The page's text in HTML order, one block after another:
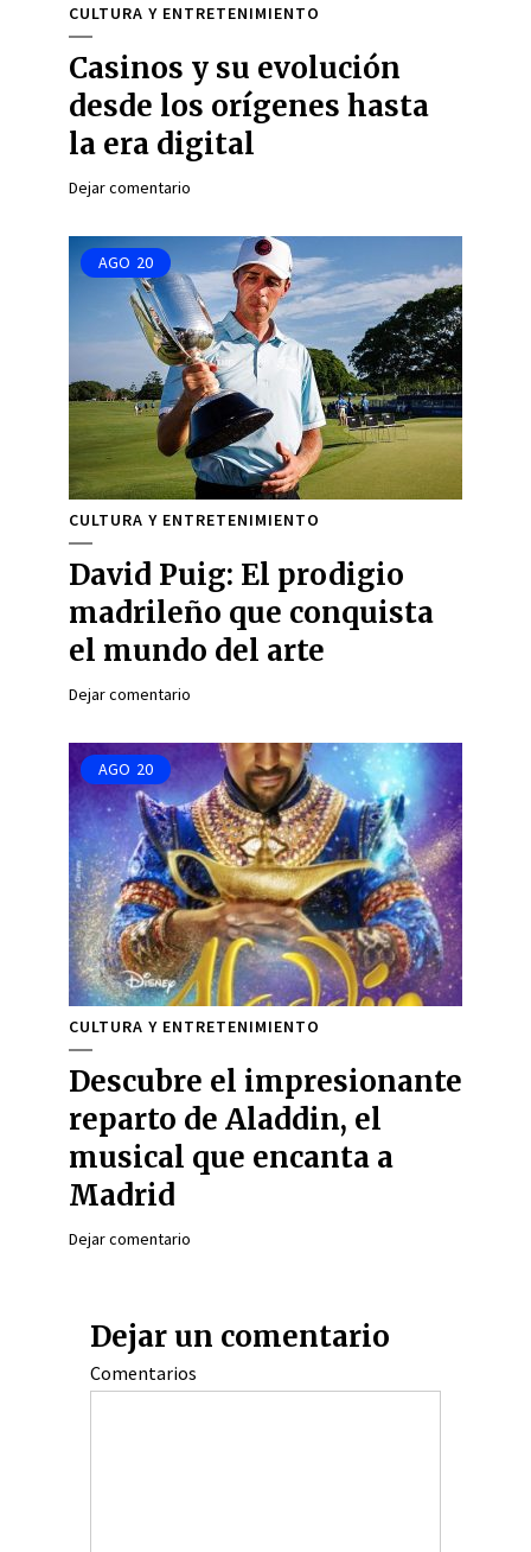
CULTURA Y ENTRETENIMIENTO
Casinos y su evolución
desde los orígenes hasta
la era digital
Dejar comentario
AGO 20
CULTURA Y ENTRETENIMIENTO
David Puig: El prodigio
madrileño que conquista
el mundo del arte
Dejar comentario
AGO 20
CULTURA Y ENTRETENIMIENTO
Descubre el impresionante
reparto de Aladdin, el
musical que encanta a
Madrid
Dejar comentario
Dejar un comentario
Comentarios